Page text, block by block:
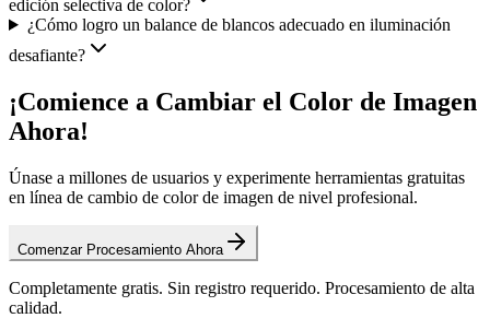
edición selectiva de color?
¿Cómo logro un balance de blancos adecuado en iluminación
desafiante?
¡Comience a Cambiar el Color de Imagen
Ahora!
Únase a millones de usuarios y experimente herramientas gratuitas
en línea de cambio de color de imagen de nivel profesional.
Comenzar Procesamiento Ahora
Completamente gratis. Sin registro requerido. Procesamiento de alta
calidad.